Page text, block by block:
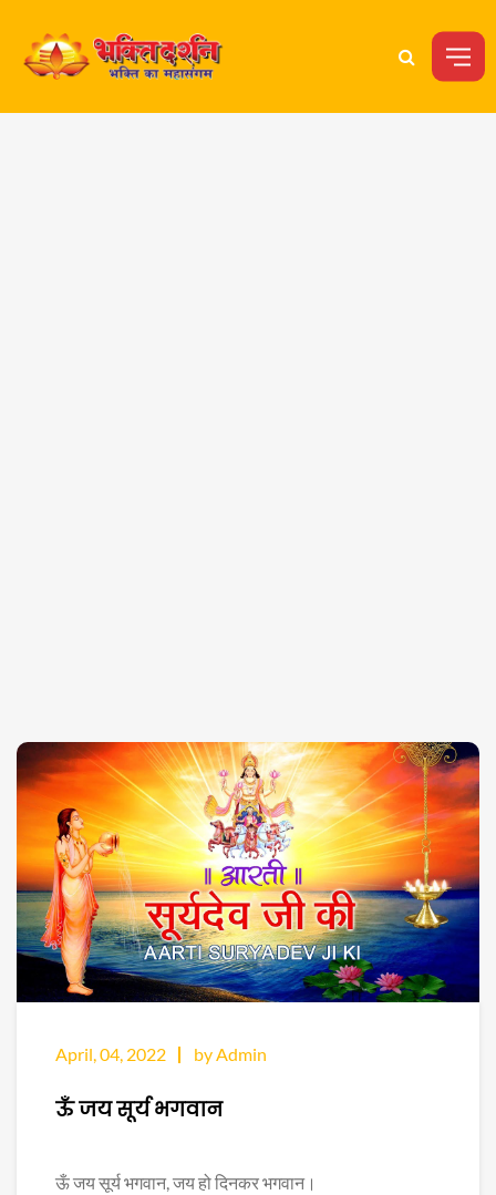
April, 04, 2022 by Admin
ऊँ जय सूर्य भगवान
ऊँ जय सूर्य भगवान, जय हो दिनकर भगवान।